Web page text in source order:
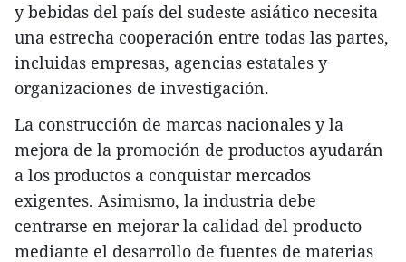
y bebidas del país del sudeste asiático necesita
una estrecha cooperación entre todas las partes,
incluidas empresas, agencias estatales y
organizaciones de investigación.
La construcción de marcas nacionales y la
mejora de la promoción de productos ayudarán
a los productos a conquistar mercados
exigentes. Asimismo, la industria debe
centrarse en mejorar la calidad del producto
mediante el desarrollo de fuentes de materias